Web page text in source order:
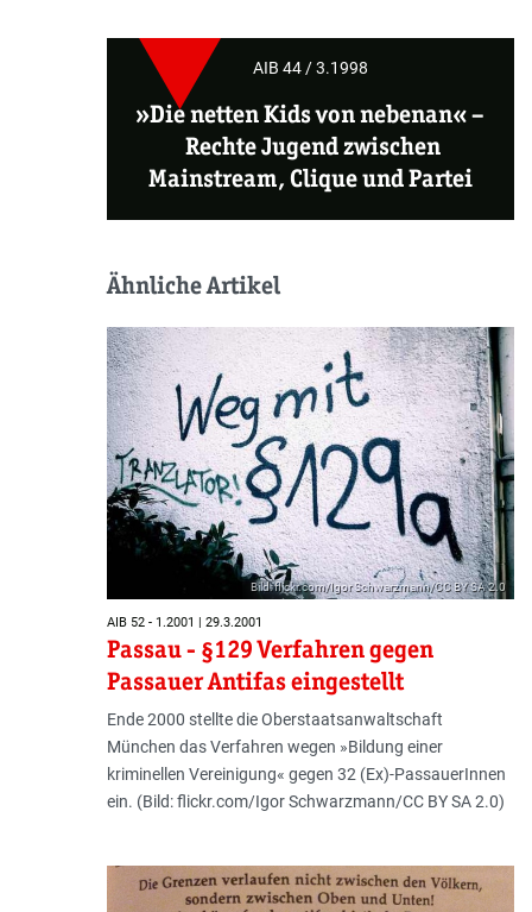
AIB 44 / 3.1998
»Die netten Kids von nebenan«–
Rechte Jugend zwischen
Mainstream, Clique und Partei
Ähnliche Artikel
Bild: flickr.com/Igor Schwarzmann/CC BY SA 2.0
AIB 52 - 1.2001 | 29.3.2001
Passau - §129 Verfahren gegen
Passauer Antifas eingestellt
Ende 2000 stellte die Oberstaatsanwaltschaft
München das Verfahren wegen »Bildung einer
kriminellen Vereinigung« gegen 32 (Ex)-PassauerInnen
ein. (Bild: flickr.com/Igor Schwarzmann/CC BY SA 2.0)